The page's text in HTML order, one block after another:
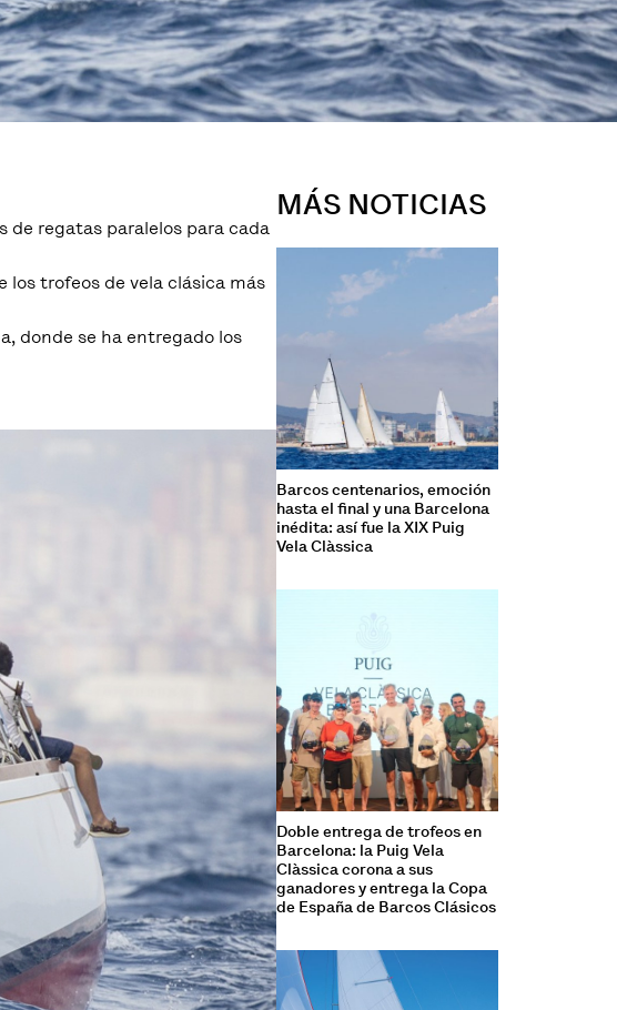
regatas paralelos para cada
los trofeos de vela clásica más
donde se ha entregado los
MÁS NOTICIAS
Barcos centenarios, emoción
hasta el final y una Barcelona
inédita: así fue la XIX Puig
Vela Clàssica
Doble entrega de trofeos en
Barcelona: la Puig Vela
Clàssica corona a sus
ganadores y entrega la Copa
de España de Barcos Clásicos